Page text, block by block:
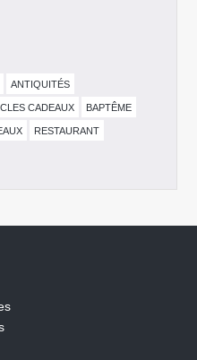
ANTIQUITÉS
CADEAUX BAPTÊME
RESTAURANT